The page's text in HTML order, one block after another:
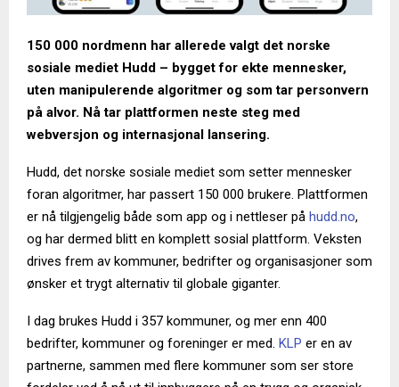
150 000 nordmenn har allerede valgt det norske
sosiale mediet Hudd – bygget for ekte mennesker,
uten manipulerende algoritmer og som tar personvern
på alvor. Nå tar plattformen neste steg med
webversjon og internasjonal lansering.
Hudd, det norske sosiale mediet som setter mennesker
foran algoritmer, har passert 150 000 brukere. Plattformen
er nå tilgjengelig både som app og i nettleser på hudd.no,
og har dermed blitt en komplett sosial plattform. Veksten
drives frem av kommuner, bedrifter og organisasjoner som
ønsker et trygt alternativ til globale giganter.
I dag brukes Hudd i 357 kommuner, og mer enn 400
bedrifter, kommuner og foreninger er med. KLP er en av
partnerne, sammen med flere kommuner som ser store